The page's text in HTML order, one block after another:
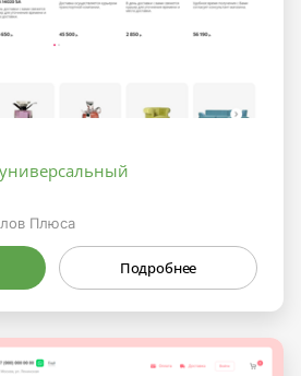
Плюса
Подробнее